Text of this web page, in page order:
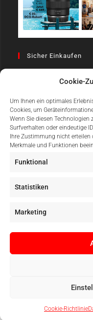
Cookie-
Um Ihnen ein optimales
Cookies, um
Wenn Sie diesen
Surfverhalten oder eindeutige
Ihre Zustimmung nicht
Merkmale und Funktionen
Funktional
Statistiken
Marketing
Cookie-Richtlinie
Sicher Einkaufen
Einfach Online
Commerce